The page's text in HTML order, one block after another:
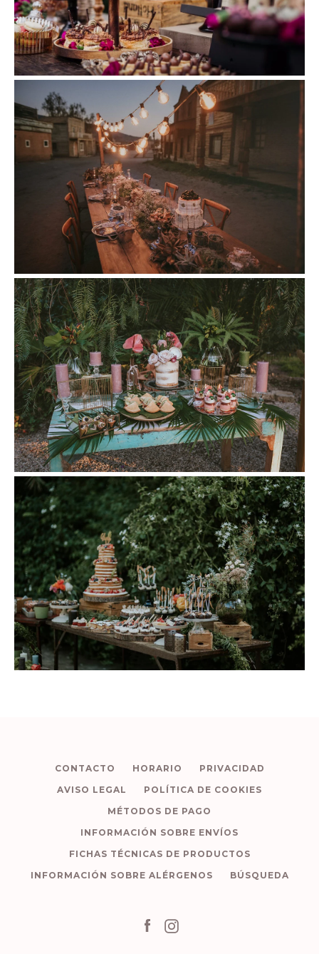
CONTACTO HORARIO
PRIVACIDAD
AVISO LEGAL
POLÍTICA DE COOKIES
MÉTODOS DE PAGO
INFORMACIÓN SOBRE ENVÍOS
FICHAS TÉCNICAS DE PRODUCTOS
INFORMACIÓN SOBRE ALÉRGENOS
BÚSQUEDA
Facebook